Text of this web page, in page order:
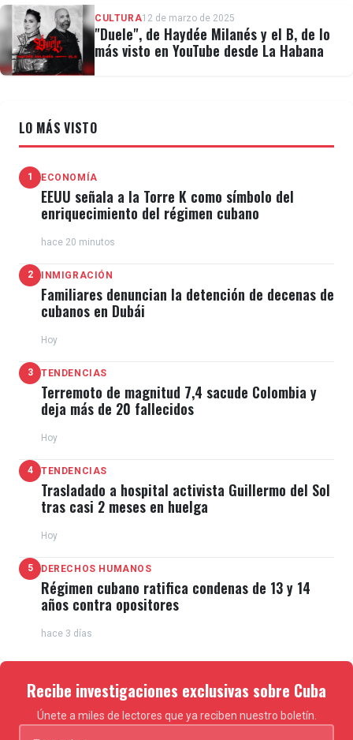
CULTURA12 de marzo de 2025
"Duele", de Haydée Milanés y el B, de lo
más visto en YouTube desde La Habana
LO MÁS VISTO
1 ECONOMÍA
EEUU señala a la Torre K como símbolo del
enriquecimiento del régimen cubano
hace 20 minutos
2 INMIGRACIÓN
Familiares denuncian la detención de decenas de
cubanos en Dubái
Hoy
3 TENDENCIAS
Terremoto de magnitud 7,4 sacude Colombia y
deja más de 20 fallecidos
Hoy
4 TENDENCIAS
Trasladado a hospital activista Guillermo del Sol
tras casi 2 meses en huelga
Hoy
5 DERECHOS HUMANOS
Régimen cubano ratifica condenas de 13 y 14
años contra opositores
hace 3 días
Recibe investigaciones exclusivas sobre Cuba
Únete a miles de lectores que ya reciben nuestro boletín.